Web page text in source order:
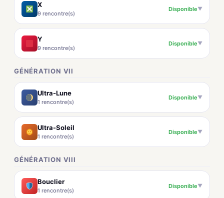
X
9 rencontre(s)
Disponible▼
Y
9 rencontre(s)
Disponible▼
GÉNÉRATION VII
Ultra-Lune
1 rencontre(s)
Disponible▼
Ultra-Soleil
1 rencontre(s)
Disponible▼
GÉNÉRATION VIII
Bouclier
1 rencontre(s)
Disponible▼